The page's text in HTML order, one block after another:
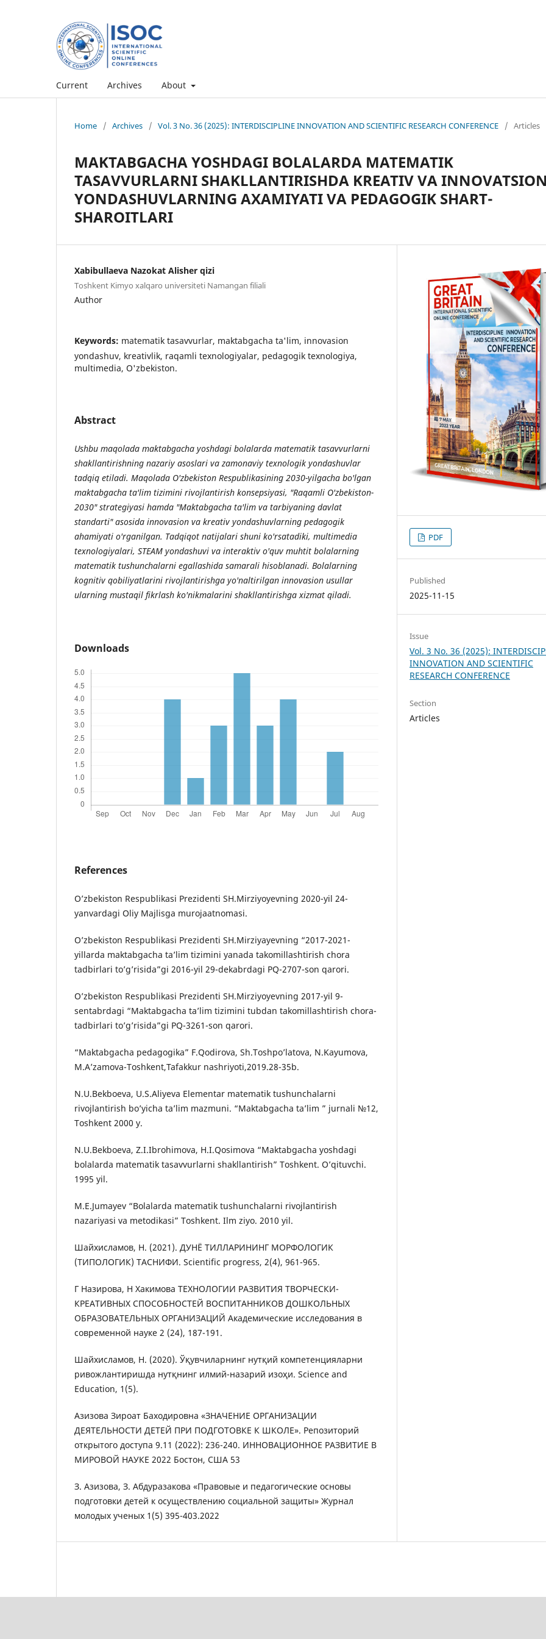
Current Archives About
Home / Archives / Vol. 3 No. 36 (2025): INTERDISCIPLINE INNOVATION AND SCIENTIFIC RESEARCH CONFERENCE / Articles
MAKTABGACHA YOSHDAGI BOLALARDA MATEMATIK
TASAVVURLARNI SHAKLLANTIRISHDA KREATIV VA INNOVATSION
YONDASHUVLARNING AXAMIYATI VA PEDAGOGIK SHART-
SHAROITLARI
Xabibullaeva Nazokat Alisher qizi
Toshkent Kimyo xalqaro universiteti Namangan filiali
Author
Keywords: matematik tasavvurlar, maktabgacha ta'lim, innovasion
yondashuv, kreativlik, raqamli texnologiyalar, pedagogik texnologiya,
multimedia, O'zbekiston.
Abstract
Ushbu maqolada maktabgacha yoshdagi bolalarda matematik tasavvurlarni
shakllantirishning nazariy asoslari va zamonaviy texnologik yondashuvlar
tadqiq etiladi. Maqolada O'zbekiston Respublikasining 2030-yilgacha bo'lgan
maktabgacha ta'lim tizimini rivojlantirish konsepsiyasi, "Raqamli O'zbekiston-
2030" strategiyasi hamda "Maktabgacha ta'lim va tarbiyaning davlat
standarti" asosida innovasion va kreativ yondashuvlarning pedagogik
ahamiyati o'rganilgan. Tadqiqot natijalari shuni ko'rsatadiki, multimedia
texnologiyalari, STEAM yondashuvi va interaktiv o'quv muhtit bolalarning
matematik tushunchalarni egallashida samarali hisoblanadi. Bolalarning
kognitiv qobiliyatlarini rivojlantirishga yo'naltirilgan innovasion usullar
ularning mustaqil fikrlash ko'nikmalarini shakllantirishga xizmat qiladi.
Downloads
References
O’zbekiston Respublikasi Prezidenti SH.Mirziyoyevning 2020-yil 24-
yanvardagi Oliy Majlisga murojaatnomasi.
O’zbekiston Respublikasi Prezidenti SH.Mirziyayevning “2017-2021-
yillarda maktabgacha ta’lim tizimini yanada takomillashtirish chora
tadbirlari to’g’risida”gi 2016-yil 29-dekabrdagi PQ-2707-son qarori.
O’zbekiston Respublikasi Prezidenti SH.Mirziyoyevning 2017-yil 9-
sentabrdagi “Maktabgacha ta’lim tizimini tubdan takomillashtirish chora-
tadbirlari to’g’risida”gi PQ-3261-son qarori.
“Maktabgacha pedagogika” F.Qodirova, Sh.Toshpo’latova, N.Kayumova,
M.A’zamova-Toshkent,Tafakkur nashriyoti,2019.28-35b.
N.U.Bekboeva, U.S.Aliyeva Elementar matematik tushunchalarni
rivojlantirish bo’yicha ta’lim mazmuni. “Maktabgacha ta’lim ” jurnali №12,
Toshkent 2000 y.
N.U.Bekboeva, Z.I.Ibrohimova, H.I.Qosimova “Maktabgacha yoshdagi
bolalarda matematik tasavvurlarni shakllantirish” Toshkent. O’qituvchi.
1995 yil.
M.E.Jumayev “Bolalarda matematik tushunchalarni rivojlantirish
nazariyasi va metodikasi” Toshkent. Ilm ziyo. 2010 yil.
Шайхисламов, Н. (2021). ДУНЁ ТИЛЛАРИНИНГ МОРФОЛОГИК
(ТИПОЛОГИК) ТАСНИФИ. Scientific progress, 2(4), 961-965.
Г Назирова, Н Хакимова ТЕХНОЛОГИИ РАЗВИТИЯ ТВОРЧЕСКИ-
КРЕАТИВНЫХ СПОСОБНОСТЕЙ ВОСПИТАННИКОВ ДОШКОЛЬНЫХ
ОБРАЗОВАТЕЛЬНЫХ ОРГАНИЗАЦИЙ Академические исследования в
современной науке 2 (24), 187-191.
Шайхисламов, Н. (2020). Ўқувчиларнинг нутқий компетенцияларни
ривожлантиришда нутқнинг илмий-назарий изоҳи. Science and
Education, 1(5).
Азизова Зироат Баходировна «ЗНАЧЕНИЕ ОРГАНИЗАЦИИ
ДЕЯТЕЛЬНОСТИ ДЕТЕЙ ПРИ ПОДГОТОВКЕ К ШКОЛЕ». Репозиторий
открытого доступа 9.11 (2022): 236-240. ИННОВАЦИОННОЕ РАЗВИТИЕ В
МИРОВОЙ НАУКЕ 2022 Бостон, США 53
З. Азизова, З. Абдуразакова «Правовые и педагогические основы
подготовки детей к осуществлению социальной защиты» Журнал
молодых ученых 1(5) 395-403.2022
PDF
Published
2025-11-15
Issue
Vol. 3 No. 36 (2025):
INNOVATION AND SCIENTIFIC
RESEARCH CONFERENCE
Section
Articles